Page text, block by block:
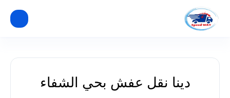
دينا نقل عفش بحي الشفاء